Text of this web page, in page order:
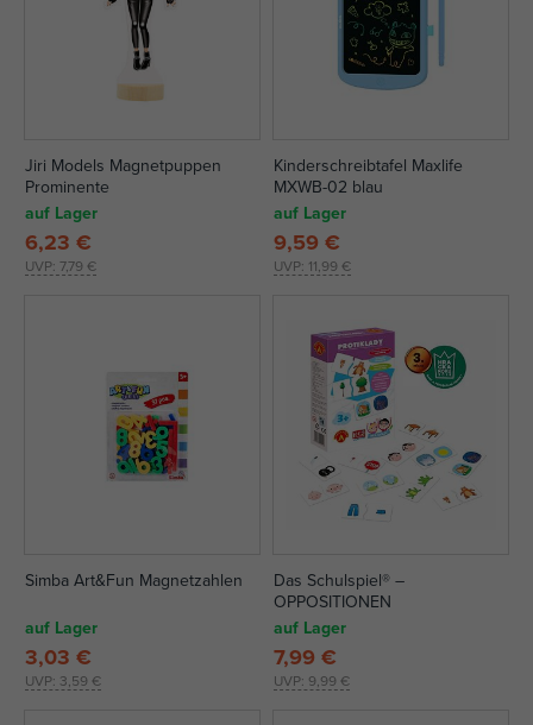
Jiri Models Magnetpuppen
Prominente
auf Lager
UVP: 7,79 €
6,23 €
Kinderschreibtafel Maxlife
MXWB-02 blau
auf Lager
UVP: 11,99 €
9,59 €
Simba Art&Fun Magnetzahlen
auf Lager
UVP: 3,59 €
3,03 €
Das Schulspiel® –
OPPOSITIONEN
auf Lager
UVP: 9,99 €
7,99 €